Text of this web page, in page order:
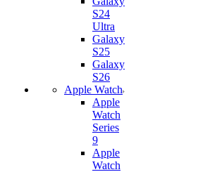
S24
Ultra
Galaxy
S25
Galaxy
S26
Apple Watch
Apple
Watch
Series
9
Apple
Watch